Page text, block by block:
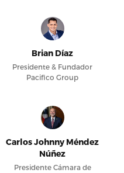
Brian Díaz
Presidente & Fundador
Pacifico Group
Carlos Johnny Méndez
Núñez
Presidente Cámara de